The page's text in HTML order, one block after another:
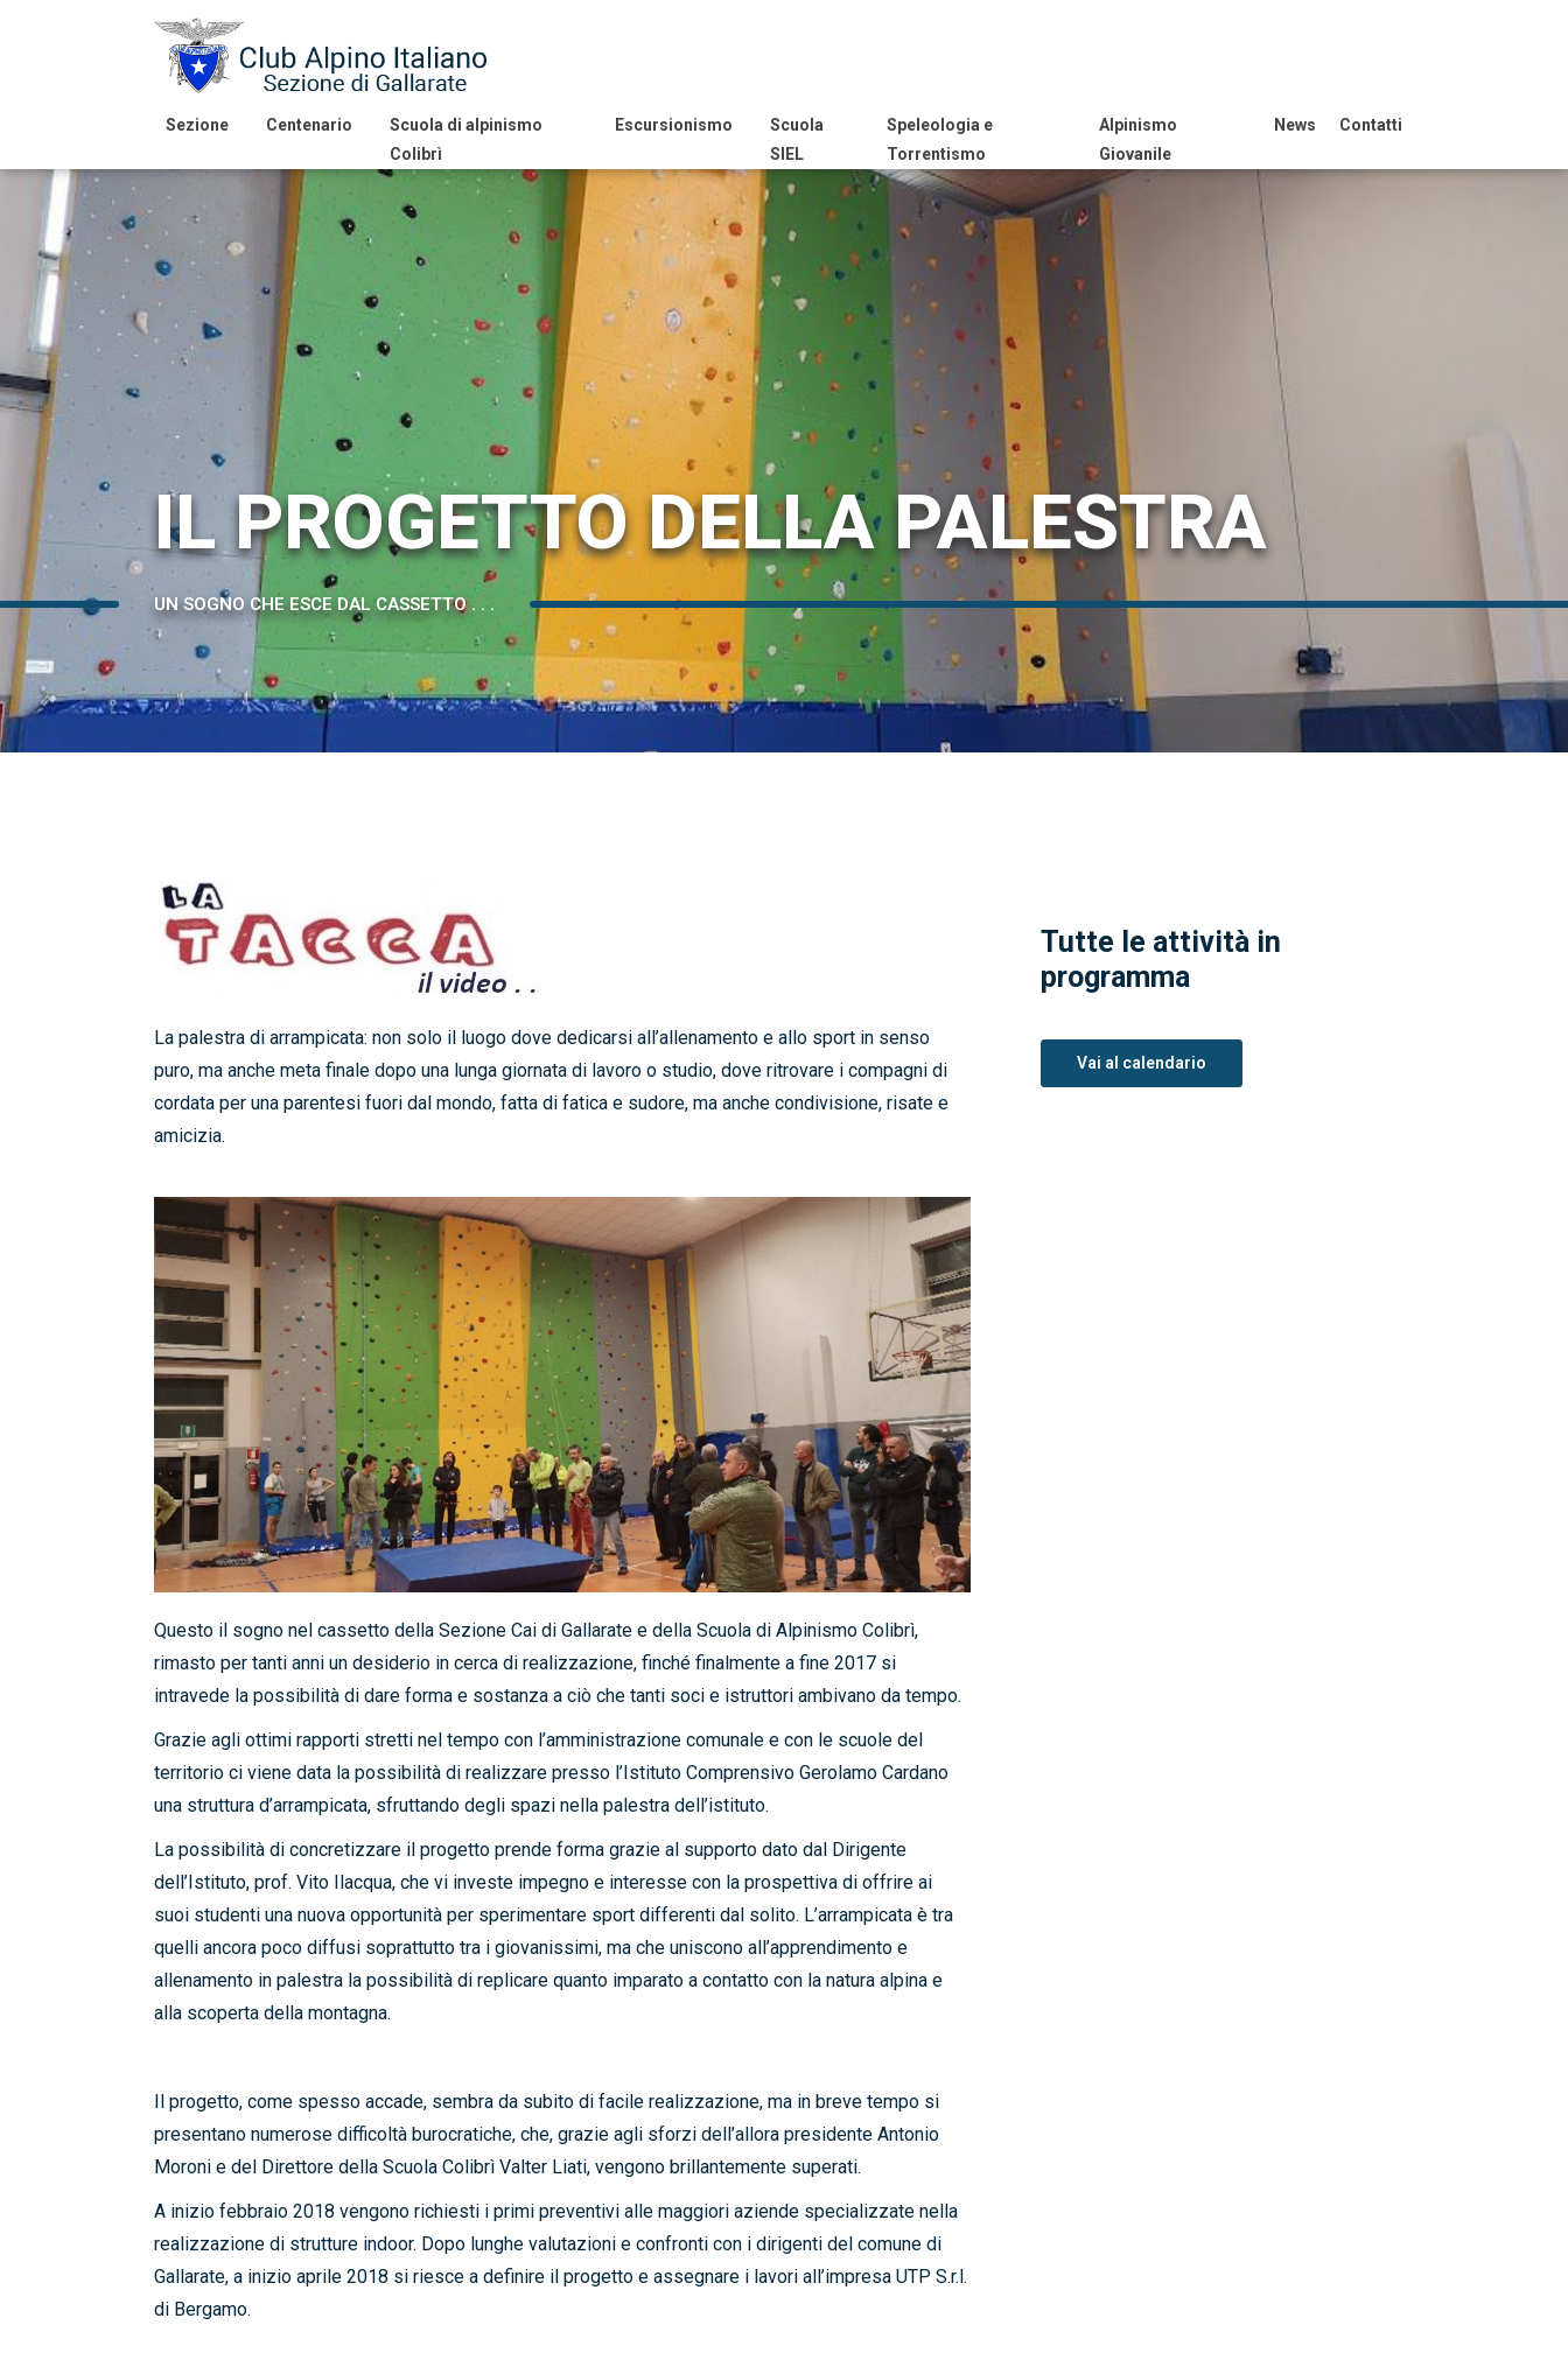
Sezione Centenario
Scuola di alpinismo
Colibrì
Escursionismo
Scuola
SIEL
Speleologia e
Torrentismo
Alpinismo
Giovanile
News Contatti
IL PROGETTO DELLA PALESTRA
UN SOGNO CHE ESCE DAL CASSETTO . . .
La palestra di arrampicata: non solo il luogo dove dedicarsi all’allenamento e allo sport in senso
puro, ma anche meta finale dopo una lunga giornata di lavoro o studio, dove ritrovare i compagni di
cordata per una parentesi fuori dal mondo, fatta di fatica e sudore, ma anche condivisione, risate e
amicizia.
Questo il sogno nel cassetto della Sezione Cai di Gallarate e della Scuola di Alpinismo Colibrì,
rimasto per tanti anni un desiderio in cerca di realizzazione, finché finalmente a fine 2017 si
intravede la possibilità di dare forma e sostanza a ciò che tanti soci e istruttori ambivano da tempo.
Grazie agli ottimi rapporti stretti nel tempo con l’amministrazione comunale e con le scuole del
territorio ci viene data la possibilità di realizzare presso l’Istituto Comprensivo Gerolamo Cardano
una struttura d’arrampicata, sfruttando degli spazi nella palestra dell’istituto.
La possibilità di concretizzare il progetto prende forma grazie al supporto dato dal Dirigente
dell’Istituto, prof. Vito Ilacqua, che vi investe impegno e interesse con la prospettiva di offrire ai
suoi studenti una nuova opportunità per sperimentare sport differenti dal solito. L’arrampicata è tra
quelli ancora poco diffusi soprattutto tra i giovanissimi, ma che uniscono all’apprendimento e
allenamento in palestra la possibilità di replicare quanto imparato a contatto con la natura alpina e
alla scoperta della montagna.
Il progetto, come spesso accade, sembra da subito di facile realizzazione, ma in breve tempo si
presentano numerose difficoltà burocratiche, che, grazie agli sforzi dell’allora presidente Antonio
Moroni e del Direttore della Scuola Colibrì Valter Liati, vengono brillantemente superati.
A inizio febbraio 2018 vengono richiesti i primi preventivi alle maggiori aziende specializzate nella
realizzazione di strutture indoor. Dopo lunghe valutazioni e confronti con i dirigenti del comune di
Gallarate, a inizio aprile 2018 si riesce a definire il progetto e assegnare i lavori all’impresa UTP S.r.l.
di Bergamo.
Tutte le attività in
programma
Vai al calendario